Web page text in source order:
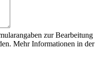
zur Bearbeitung
Mehr Informationen in der